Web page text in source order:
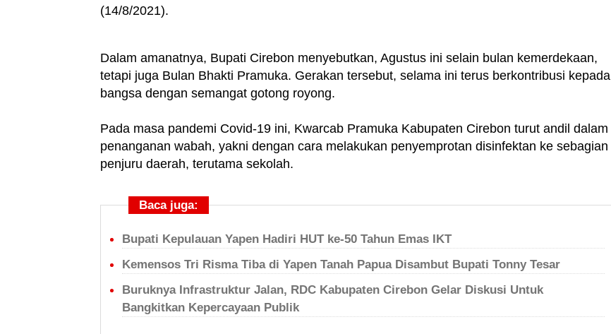
(14/8/2021).
Dalam amanatnya, Bupati Cirebon menyebutkan, Agustus ini selain bulan kemerdekaan,
tetapi juga Bulan Bhakti Pramuka. Gerakan tersebut, selama ini terus berkontribusi kepada
bangsa dengan semangat gotong royong.
Pada masa pandemi Covid-19 ini, Kwarcab Pramuka Kabupaten Cirebon turut andil dalam
penanganan wabah, yakni dengan cara melakukan penyemprotan disinfektan ke sebagian
penjuru daerah, terutama sekolah.
Baca juga:
Bupati Kepulauan Yapen Hadiri HUT ke-50 Tahun Emas IKT
Kemensos Tri Risma Tiba di Yapen Tanah Papua Disambut Bupati Tonny Tesar
Buruknya Infrastruktur Jalan, RDC Kabupaten Cirebon Gelar Diskusi Untuk
Bangkitkan Kepercayaan Publik